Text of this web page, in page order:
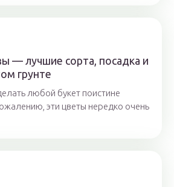
— лучшие сорта, посадка и
грунте
любой букет поистине
эти цветы нередко очень